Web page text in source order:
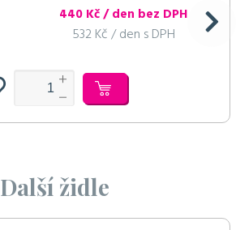
440 Kč / den bez DPH
532 Kč / den s DPH
Další židle